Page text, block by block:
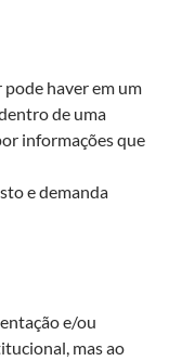
haver em um
de uma
informações que
e demanda
e/ou
mas ao